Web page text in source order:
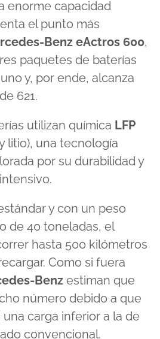
enorme capacidad
el punto más
Benz eActros 600,
paquetes de baterías
y, por ende, alcanza
621.
utilizan química LFP
litio), una tecnología
por su durabilidad y
y con un peso
de 40 toneladas, el
hasta 500 kilómetros
Como si fuera
Benz estiman que
número debido a que
carga inferior a la de
convencional.